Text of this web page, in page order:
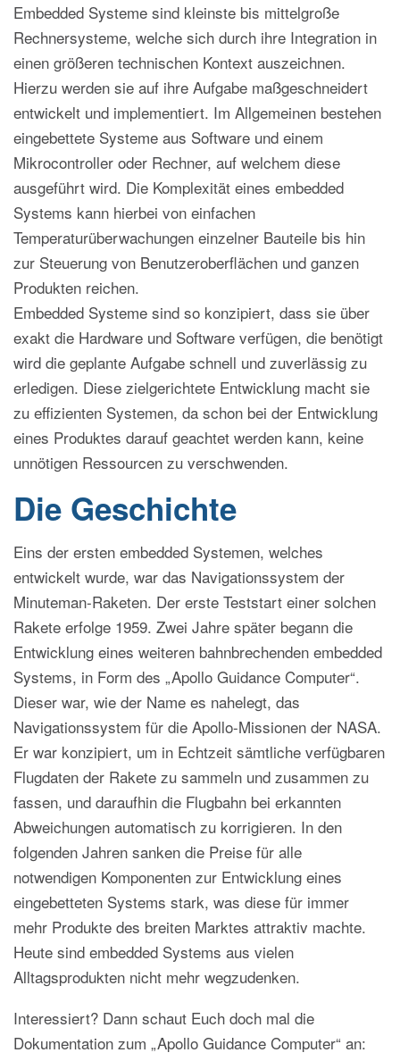
Embedded Systeme sind kleinste bis mittelgroße
Rechnersysteme, welche sich durch ihre Integration in
einen größeren technischen Kontext auszeichnen.
Hierzu werden sie auf ihre Aufgabe maßgeschneidert
entwickelt und implementiert. Im Allgemeinen bestehen
eingebettete Systeme aus Software und einem
Mikrocontroller oder Rechner, auf welchem diese
ausgeführt wird. Die Komplexität eines embedded
Systems kann hierbei von einfachen
Temperaturüberwachungen einzelner Bauteile bis hin
zur Steuerung von Benutzeroberflächen und ganzen
Produkten reichen.
Embedded Systeme sind so konzipiert, dass sie über
exakt die Hardware und Software verfügen, die benötigt
wird die geplante Aufgabe schnell und zuverlässig zu
erledigen. Diese zielgerichtete Entwicklung macht sie
zu effizienten Systemen, da schon bei der Entwicklung
eines Produktes darauf geachtet werden kann, keine
unnötigen Ressourcen zu verschwenden.
Die Geschichte
Eins der ersten embedded Systemen, welches
entwickelt wurde, war das Navigationssystem der
Minuteman-Raketen. Der erste Teststart einer solchen
Rakete erfolge 1959. Zwei Jahre später begann die
Entwicklung eines weiteren bahnbrechenden embedded
Systems, in Form des „Apollo Guidance Computer“.
Dieser war, wie der Name es nahelegt, das
Navigationssystem für die Apollo-Missionen der NASA.
Er war konzipiert, um in Echtzeit sämtliche verfügbaren
Flugdaten der Rakete zu sammeln und zusammen zu
fassen, und daraufhin die Flugbahn bei erkannten
Abweichungen automatisch zu korrigieren. In den
folgenden Jahren sanken die Preise für alle
notwendigen Komponenten zur Entwicklung eines
eingebetteten Systems stark, was diese für immer
mehr Produkte des breiten Marktes attraktiv machte.
Heute sind embedded Systems aus vielen
Alltagsprodukten nicht mehr wegzudenken.
Interessiert? Dann schaut Euch doch mal die
Dokumentation zum „Apollo Guidance Computer“ an: